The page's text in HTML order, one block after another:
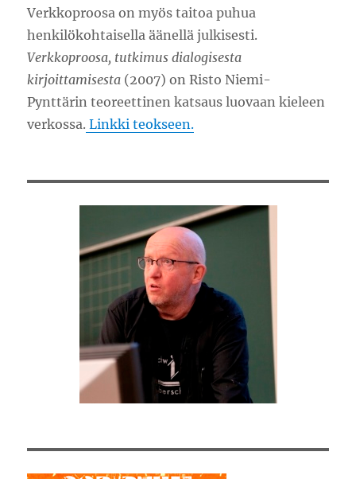
Verkkoproosa on myös taitoa puhua
henkilökohtaisella äänellä julkisesti.
Verkkoproosa, tutkimus dialogisesta
kirjoittamisesta (2007) on Risto Niemi-
Pynttärin teoreettinen katsaus luovaan kieleen
verkossa. Linkki teokseen.